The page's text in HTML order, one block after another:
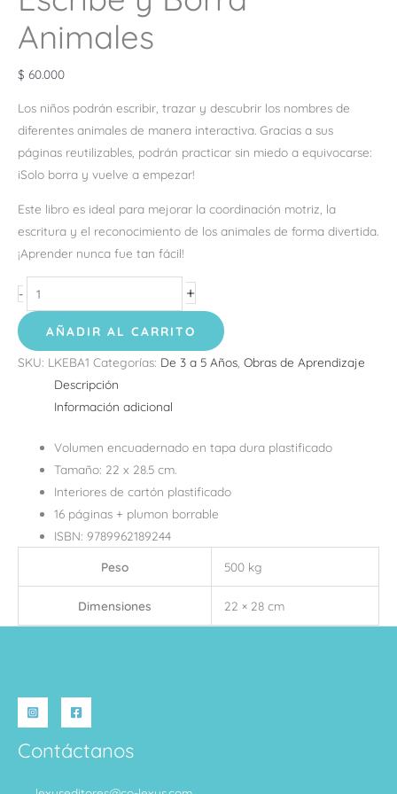
Animales
$ 60.000
Los niños podrán escribir, trazar y descubrir los nombres de
diferentes animales de manera interactiva. Gracias a sus
páginas reutilizables, podrán practicar sin miedo a equivocarse:
iSolo borra y vuelve a empezar!
Este libro es ideal para mejorar la coordinación motriz, la
escritura y el reconocimiento de los animales de forma divertida.
¡Aprender nunca fue tan fácil!
- +
AÑADIR AL CARRITO
SKU: LKEBA1 Categorías: De 3 a 5 Años Obras de Aprendizaje
Descripción
Información adicional
Volumen encuadernado en tapa dura plastificado
Tamaño: 22 x 28.5 cm.
Interiores de cartón plastificado
16 páginas + plumon borrable
ISBN: 9789962189244
Peso 500 kg
Dimensiones 22 × 28 cm
Contáctanos